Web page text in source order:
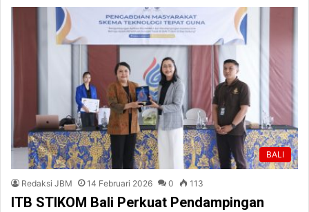
BALI
Redaksi JBM 14 Februari 2026 0 113
ITB STIKOM Bali Perkuat Pendampingan